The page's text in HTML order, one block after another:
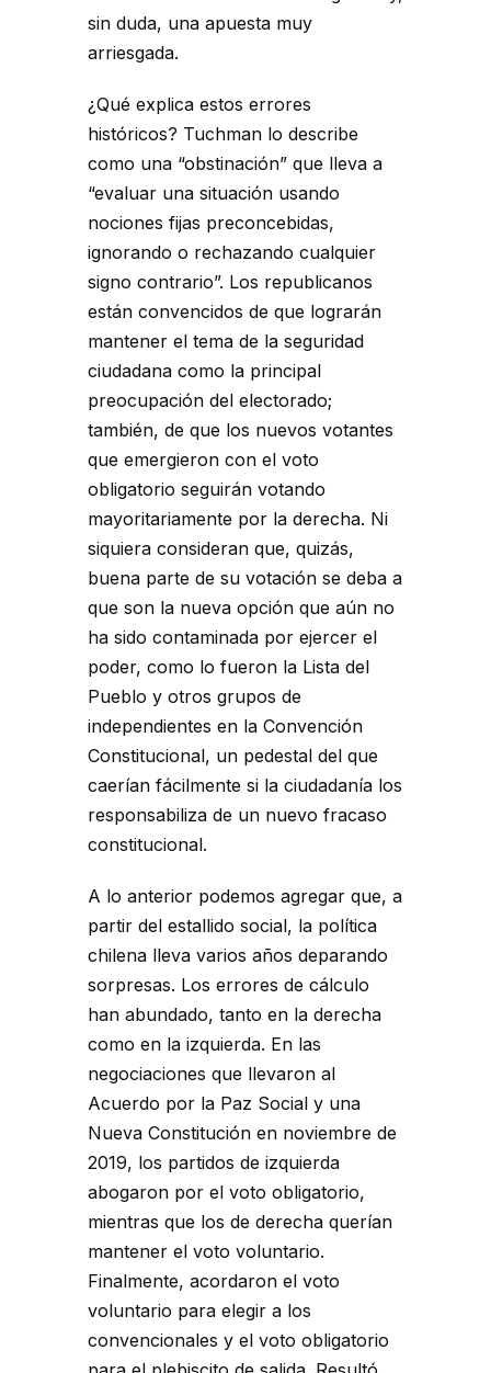
sin duda, una apuesta muy
arriesgada.
¿Qué explica estos errores
históricos? Tuchman lo describe
como una “obstinación” que lleva a
“evaluar una situación usando
nociones fijas preconcebidas,
ignorando o rechazando cualquier
signo contrario”. Los republicanos
están convencidos de que lograrán
mantener el tema de la seguridad
ciudadana como la principal
preocupación del electorado;
también, de que los nuevos votantes
que emergieron con el voto
obligatorio seguirán votando
mayoritariamente por la derecha. Ni
siquiera consideran que, quizás,
buena parte de su votación se deba a
que son la nueva opción que aún no
ha sido contaminada por ejercer el
poder, como lo fueron la Lista del
Pueblo y otros grupos de
independientes en la Convención
Constitucional, un pedestal del que
caerían fácilmente si la ciudadanía los
responsabiliza de un nuevo fracaso
constitucional.
A lo anterior podemos agregar que, a
partir del estallido social, la política
chilena lleva varios años deparando
sorpresas. Los errores de cálculo
han abundado, tanto en la derecha
como en la izquierda. En las
negociaciones que llevaron al
Acuerdo por la Paz Social y una
Nueva Constitución en noviembre de
2019, los partidos de izquierda
abogaron por el voto obligatorio,
mientras que los de derecha querían
mantener el voto voluntario.
Finalmente, acordaron el voto
voluntario para elegir a los
convencionales y el voto obligatorio